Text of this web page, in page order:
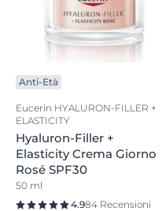
Anti-Età
Eucerin HYALURON-FILLER +
ELASTICITY
Hyaluron-Filler +
Elasticity Crema Giorno
Rosé SPF30
50 ml
4.984 Recensioni